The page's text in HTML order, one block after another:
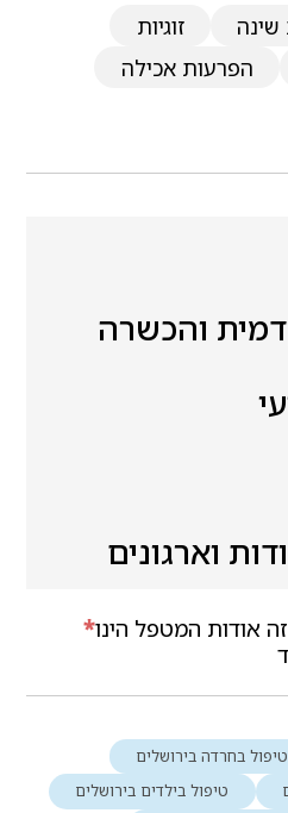
זוגיות
הפרעות אכילה
והכשרה
וארגונים
*אודות המטפל הינו
טיפול בחרדה בירושלים
טיפול בילדים בירושלים